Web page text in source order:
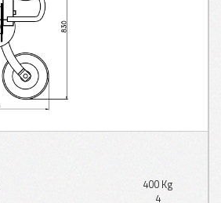
400 Kg
4